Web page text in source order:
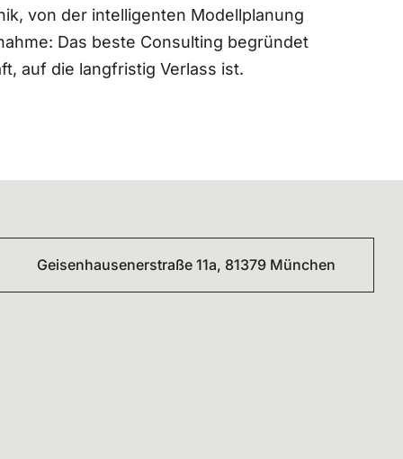
von der intelligenten Modellplanung
Das beste Consulting begründet
auf die langfristig Verlass ist.
Geisenhausenerstraße 11a, 81379 München